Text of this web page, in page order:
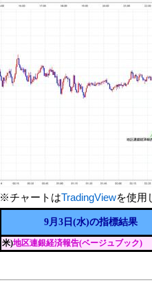
※チャートはTradingViewを使用
9月3日(水)の指標結果
米)地区連銀経済報告(ベージュブック)